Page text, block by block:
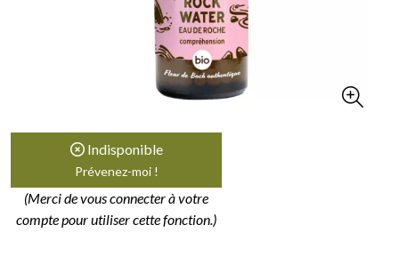
Indisponible
Prévenez-moi !
(Merci de vous connecter à votre
compte pour utiliser cette fonction.)